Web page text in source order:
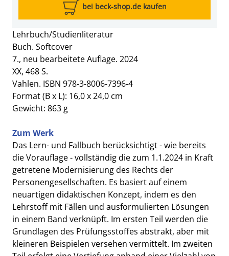
Lehrbuch/Studienliteratur
Buch. Softcover
7., neu bearbeitete Auflage. 2024
XX, 468 S.
Vahlen. ISBN 978-3-8006-7396-4
Format (B x L): 16,0 x 24,0 cm
Gewicht: 863 g
Zum Werk
Das Lern- und Fallbuch berücksichtigt - wie bereits
die Vorauflage - vollständig die zum 1.1.2024 in Kraft
getretene Modernisierung des Rechts der
Personengesellschaften. Es basiert auf einem
neuartigen didaktischen Konzept, indem es den
Lehrstoff mit Fällen und ausformulierten Lösungen
in einem Band verknüpft. Im ersten Teil werden die
Grundlagen des Prüfungsstoffes abstrakt, aber mit
kleineren Beispielen versehen vermittelt. Im zweiten
bei beck-shop.de kaufen